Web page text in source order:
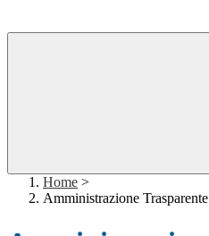
Home >
Amministrazione Trasparente